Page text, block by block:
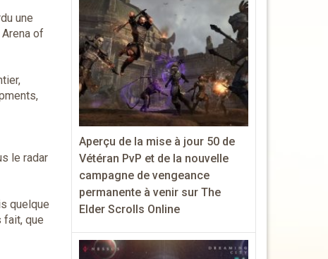
une
of
le radar
quelque
fait, que
Aperçu de la mise à jour 50 de
Vétéran PvP et de la nouvelle
campagne de vengeance
permanente à venir sur The
Elder Scrolls Online